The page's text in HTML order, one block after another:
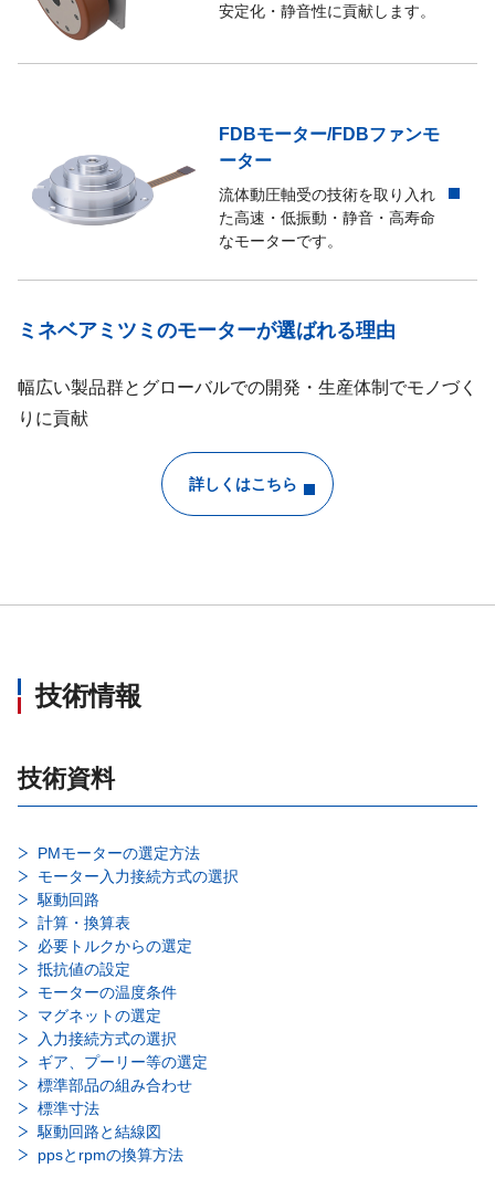
安定化・静音性に貢献します。
FDBモーター/FDBファンモ
ーター
流体動圧軸受の技術を取り入れ
た高速・低振動・静音・高寿命
なモーターです。
ミネベアミツミのモーターが選ばれる理由
幅広い製品群とグローバルでの開発・生産体制でモノづく
りに貢献
詳しくはこちら
技術情報
技術資料
PMモーターの選定方法
モーター入力接続方式の選択
駆動回路
計算・換算表
必要トルクからの選定
抵抗値の設定
モーターの温度条件
マグネットの選定
入力接続方式の選択
ギア、プーリー等の選定
標準部品の組み合わせ
標準寸法
駆動回路と結線図
ppsとrpmの換算方法